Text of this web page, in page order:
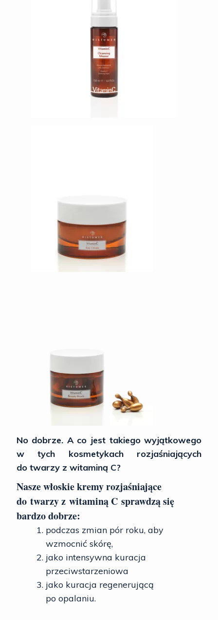
No dobrze. A co jest takiego wyjątkowego
w tych kosmetykach rozjaśniających
do twarzy z witaminą C?
Nasze włoskie kremy rozjaśniające
do twarzy z witaminą C sprawdzą się
bardzo dobrze:
podczas zmian pór roku, aby
wzmocnić skórę,
jako intensywna kuracja
przeciwstarzeniowa
jako kuracja regenerującą
po opalaniu.